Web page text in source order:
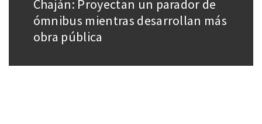
Chaján: Proyectan un parador de
ómnibus mientras desarrollan más
obra pública